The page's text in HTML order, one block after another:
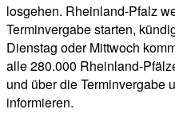
losgehen. Rheinland-Pfalz
Terminvergabe starten,
Dienstag oder Mittwoch
alle 280.000 Rheinland-
und über die Terminvergabe
informieren.